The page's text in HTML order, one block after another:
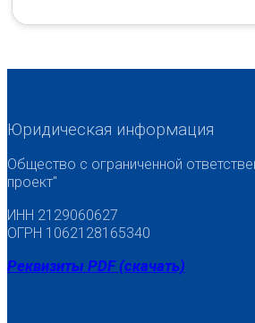
Юридическая информация
Общество с ограниченной
проект"
ИНН 2129060627
ОГРН 1062128165340
Реквизиты PDF (скачать)